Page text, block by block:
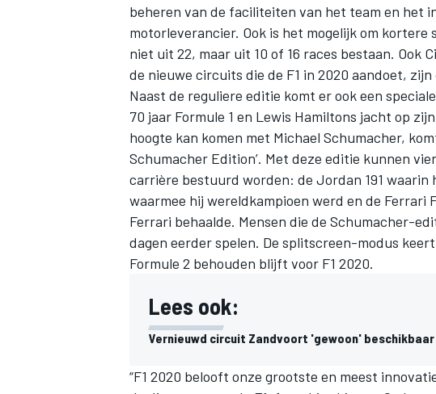
beheren van de faciliteiten van het team en het
motorleverancier. Ook is het mogelijk om
niet uit 22, maar uit 10 of 16 races bestaan.
de nieuwe circuits die de F1 in 2020 aandoet, zijn
Naast de reguliere editie komt er ook een
70 jaar Formule 1 en Lewis Hamiltons jacht op
hoogte kan komen met Michael Schumacher,
Schumacher Edition’. Met deze editie kunnen
carrière bestuurd worden: de Jordan 191
waarmee hij wereldkampioen werd en de Ferrari
Ferrari behaalde. Mensen die de Schumacher-
dagen eerder spelen. De splitscreen-modus
Formule 2 behouden blijft voor F1 2020.
Lees ook:
Vernieuwd circuit Zandvoort 'gewoon' beschikbaar
“F1 2020 belooft onze grootste en meest